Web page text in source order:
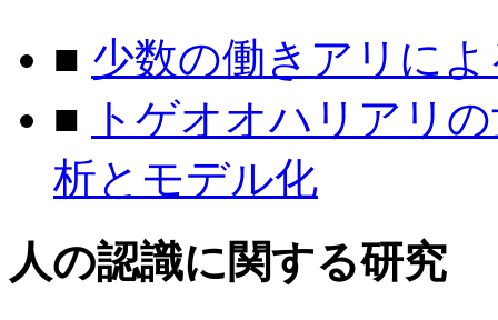
■ 少数の働きアリに
■
トゲオオハリアリ
析とモデル化
人の認識に関する研究